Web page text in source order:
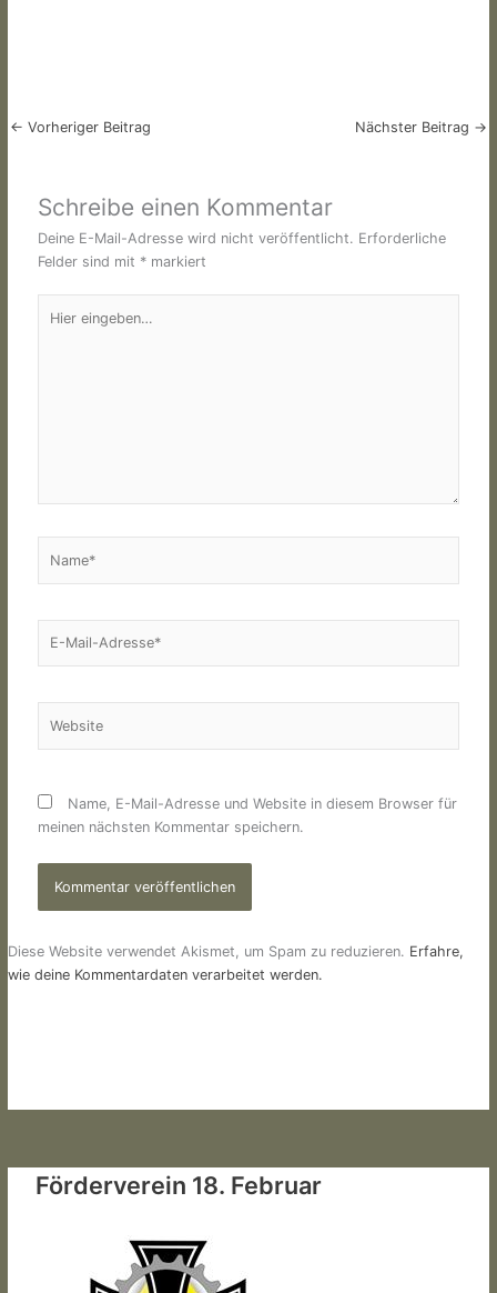
← Vorheriger Beitrag Nächster Beitrag →
Schreibe einen Kommentar
Deine E-Mail-Adresse wird nicht veröffentlicht. Erforderliche
Felder sind mit * markiert
eingeben…
Name, E-Mail-Adresse und Website in diesem Browser für
meinen nächsten Kommentar speichern.
Diese Website verwendet Akismet, um Spam zu reduzieren. Erfahre,
wie deine Kommentardaten verarbeitet werden.
Förderverein 18. Februar